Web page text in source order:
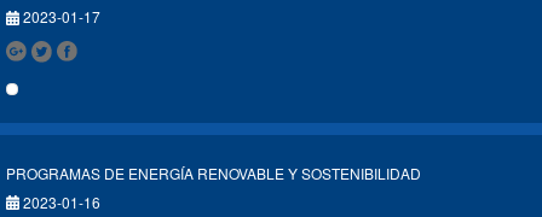
2023-01-17
PROGRAMAS DE ENERGÍA RENOVABLE Y SOSTENIBILIDAD
2023-01-16